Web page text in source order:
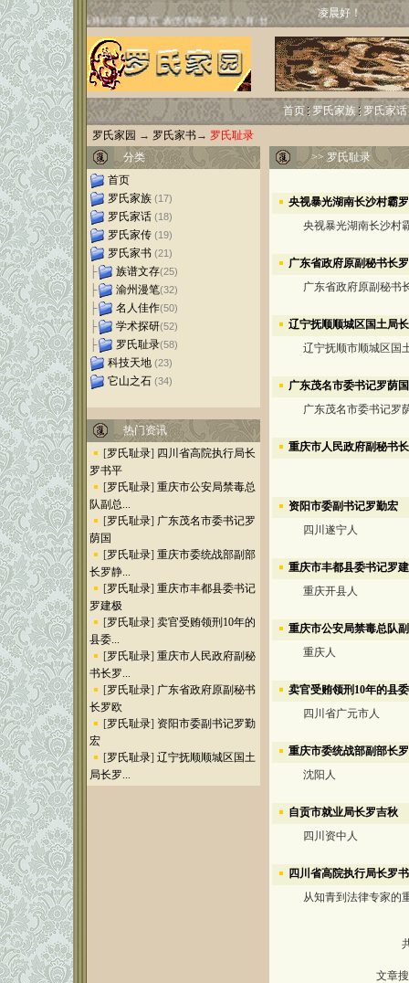
凌晨好！
首页 罗氏家族
罗氏家话
罗氏家园 → 罗氏家书→ 罗氏耻录
分类
首页
罗氏家族 (17)
罗氏家话 (18)
罗氏家传 (19)
罗氏家书 (21)
├ 族谱文存(25)
├ 渝州漫笔(32)
├ 名人佳作(50)
├ 学术探研(52)
├ 罗氏耻录(58)
科技天地 (23)
它山之石 (34)
热门资讯
[罗氏耻录] 四川省高院执行局长
罗书平
[罗氏耻录] 重庆市公安局禁毒总
队副总...
[罗氏耻录] 广东茂名市委书记罗
荫国
[罗氏耻录] 重庆市委统战部副部
长罗静...
[罗氏耻录] 重庆市丰都县委书记
罗建极
[罗氏耻录] 卖官受贿领刑10年的
县委...
[罗氏耻录] 重庆市人民政府副秘
书长罗...
[罗氏耻录] 广东省政府原副秘书
长罗欧
[罗氏耻录] 资阳市委副书记罗勤
宏
[罗氏耻录] 辽宁抚顺顺城区国土
局长罗...
>>罗氏耻录
央视暴光湖南长沙村霸
央视暴光湖南长沙村
广东省政府原副秘书长
广东省政府原副秘书
辽宁抚顺顺城区国土局
辽宁抚顺市顺城区国
广东茂名市委书记罗荫国
广东茂名市委书记罗
重庆市人民政府副秘书
资阳市委副书记罗勤宏
四川遂宁人
重庆市丰都县委书记罗
重庆开县人
重庆市公安局禁毒总队
重庆人
卖官受贿领刑10年的县
四川省广元市人
重庆市委统战部副部长
沈阳人
自贡市就业局长罗吉秋
四川资中人
四川省高院执行局长罗
从知青到法律专家的
文章